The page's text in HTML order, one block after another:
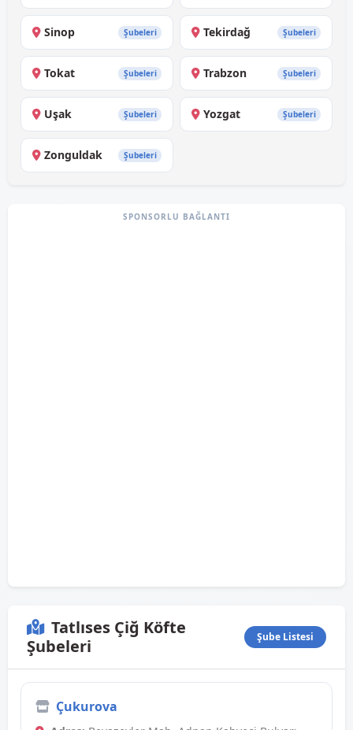
Sinop Şubeleri Tekirdağ Şubeleri
Tokat Şubeleri Trabzon Şubeleri
Uşak Şubeleri Yozgat Şubeleri
Zonguldak Şubeleri
SPONSORLU BAĞLANTI
Tatlıses Çiğ Köfte
Şubeleri
Şube Listesi
Çukurova